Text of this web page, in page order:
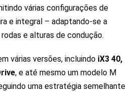
várias configurações de
e integral – adaptando-se a
e alturas de condução.
várias versões, incluindo iX3 40,
, e até mesmo um modelo M
uma estratégia semelhante